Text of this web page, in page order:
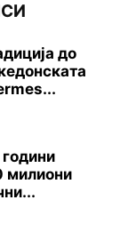
до
милиони